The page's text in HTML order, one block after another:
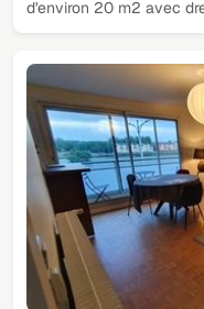
d'environ 20 m2 avec